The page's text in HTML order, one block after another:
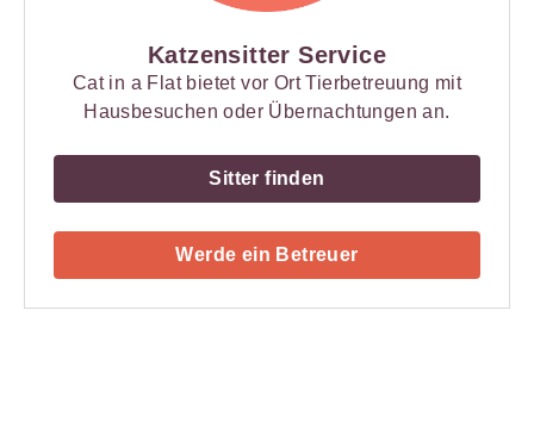
Katzensitter Service
Cat in a Flat bietet vor Ort Tierbetreuung mit
Hausbesuchen oder Übernachtungen an.
Sitter finden
Werde ein Betreuer